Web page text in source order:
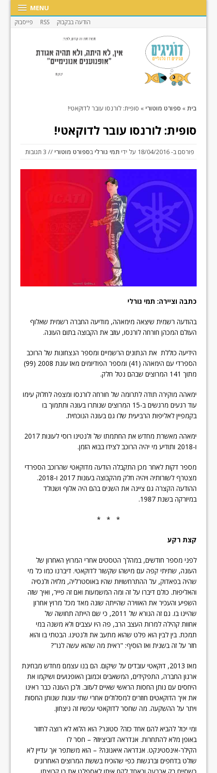
MENU
הודעה בבקבוק RSS פייסבוק
בית» ספורט מוטורי » סופית: לורנסו עובר לדוקאטי!
סופית: לורנסו עובר לדוקאטי!
פורסם ב-18/04/2016 על ידי תמי גורלי בספורט מוטורי // 3 תגובות
כתבה וציירה: תמי גורלי
בהודעה רשמית שיצאה מימאהה, מודיעה החברה רשמית שאלוף
העולם המכהן חורחה לורנסו, עוזב את הקבוצה בתום העונה.
הידיעה כוללת את הנתונים הרשמיים ומספר הנצחונות של הרוכב
הספרדי עם הימאהה (41) ומספר הפודיומים מאז עונת 2008 (99)
מתוך 141 המרוצים שבהם נטל חלק.
ימאהה מוקירה תודה לתרומה של חורחה לורנסו ומצפה לחלוק עימו
עוד רגעים מרגשים ב-15 המרוצים שנותרו בעונה ותתמוך בו
בקמפיין לאליפות הרביעית שלו גם בעונה הנוכחית.
ימאהה מאשרת מחדש את החתמתו של ולנטינו רוסי לעונות 2017
ו-2018 ותודיע מי יהיה הרוכב לצידו בבוא הזמן.
מספר דקות לאחר מכן התקבלה הודעה מדוקאטי שהרוכב הספרדי
מצטרף לשורותיה ויהיה חלק מהקבוצה בעונות 2017 ו-2018.
ההודעה הקצרה גם ציינה את השנים בהם היה אלוף ושנולד
במיורקה בשנת 1987.
* * *
קצת רקע
לפני מספר חודשים, במהלך הטסטים אחרי המרוץ האחרון של
העונה, שתיתי קפה עם מישהו שקשור לדוקאטי. דיברנו כמו כל מי
שהיה בפאדוק, על ההתרחשויות שהיו באוסטרליה, מלזיה ולנסיה
והאליפות. כולם דיברו על זה ומה המשמעות ואם זה פייר, ואיך שזה
השפיע והעכיר את האווירה שהייתה שונה מאד מכל מרוץ אחרון
שהיינו בו. גם זה הנורא של 2011, כי שם הייתה תחושה של
אחוות קהילה למרות העצב הרב, פה היו עצבים ולא משנה במי
תמכת. בין לבין הוא פלט שהוא מתעב את ולנטינו. הבטתי בו והוא
חזר על זה בשנית ואז הוסיף: "ראית מה שהוא עשה לנו"?
מאז 2013, דוקאטי עובדים על שיקום. הם בנו עצמם מחדש מבחינת
ארגון החברה, התפקידים, המשאבים וכמובן האופנועים ושיקמו את
היחסים עם נותן החסות הראשי שאיים לעזוב. ולכן העונה כבר ראינו
את איך הדוקאטים חוזרים למסלולים אחרי שתי עונות שנותן החסות
ויתר על ההשקעה. מה שחסר לדוקאטי עכשיו זה ניצחון.
ומי יכול להביא להם אחד כזה? סטונר? הוא הלוא לא רוצה לחזור
באופן מלא להתחרות. אנדראה דוביציוזו? – חסר לו
הקילר-אינסטינקט. אנדראה איאנונה? – הוא משתפר אך עדיין לא
שולט בדחפים וברגשות כפי שהוכיח בששת המרוצים האחרונים